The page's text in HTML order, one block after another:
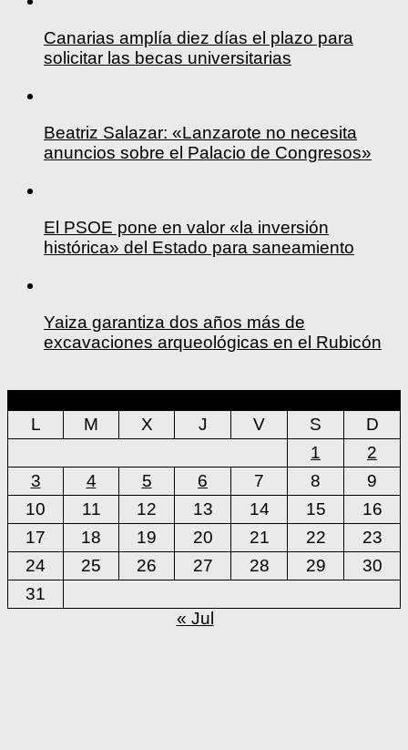
Canarias amplía diez días el plazo para
solicitar las becas universitarias
Beatriz Salazar: «Lanzarote no necesita
anuncios sobre el Palacio de Congresos»
El PSOE pone en valor «la inversión
histórica» del Estado para saneamiento
Yaiza garantiza dos años más de
excavaciones arqueológicas en el Rubicón
L
M X J V S
D
1
2
3
4 5 6 7 8
9
10
11 12 13 14 15
16
17
18 19 20 21 22
23
24
25 26 27 28 29
30
31
« Jul